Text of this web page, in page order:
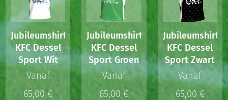
Jubileumshirt
KFC Dessel
Sport Wit
Vanaf
65,00 €
Jubileumshirt
KFC Dessel
Sport Groen
Vanaf
65,00 €
Jubileumshirt
KFC Dessel
Sport Zwart
Vanaf
65,00 €